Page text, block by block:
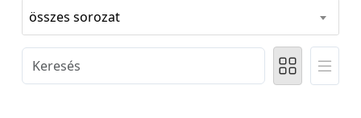
összes sorozat